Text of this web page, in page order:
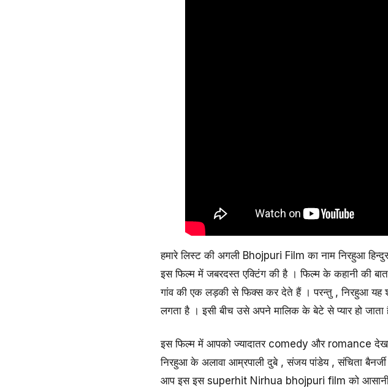
हमारे लिस्ट की अगली Bhojpuri Film का नाम निरहुआ
इस फिल्म में जबरदस्त एक्टिंग की है । फिल्म के कहानी की
गांव की एक लड़की से फिक्स कर देते हैं । परन्तु , निरहुआ यह
लगता है । इसी बीच उसे अपने मालिक के बेटे से प्यार हो जाता
इस फिल्म में आपको ज्यादातर comedy और romance
निरहुआ के अलावा आम्रपाली दुबे , संजय पांडेय , संचिता
आप इस इस superhit Nirhua bhojpuri film को